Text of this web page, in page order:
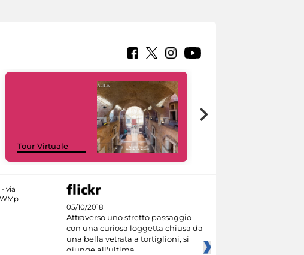
Tour Virtuale
05/10/2018
Attraverso uno stretto passaggio
con una curiosa loggetta chiusa da
una bella vetrata a tortiglioni, si
giunge all'ultima